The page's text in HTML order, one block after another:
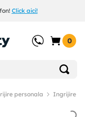
Click aici!
0
personala Ingrijire